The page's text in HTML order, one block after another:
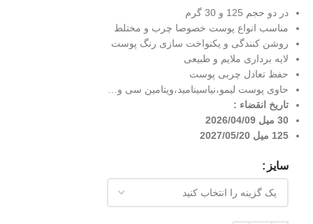
در دو حجم 125 و 30 گرم
مناسب انواع پوست خصوصا چرب و مختلط
روشن کنندگی و یکنواخت سازی رنگ پوست
لایه برداری ملایم و طبیعی
حفظ تعادل چربی پوست
حاوی پوست لیمو،نیاسینامید،ویتامین سی و…
تاریخ انقضاء :
30 میل 2026/04/09
125 میل 2027/05/20
سایز